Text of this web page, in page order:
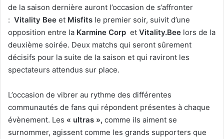
de la saison dernière auront l’occasion de s’affronter
: Vitality Bee et Misfits le premier soir, suivit d’une
opposition entre la Karmine Corp et Vitality.Bee lors de la
deuxième soirée. Deux matchs qui seront sûrement
décisifs pour la suite de la saison et qui raviront les
spectateurs attendus sur place.
L’occasion de vibrer au rythme des différentes
communautés de fans qui répondent présentes à chaque
évènement. Les « ultras », comme ils aiment se
surnommer, agissent comme les grands supporters que